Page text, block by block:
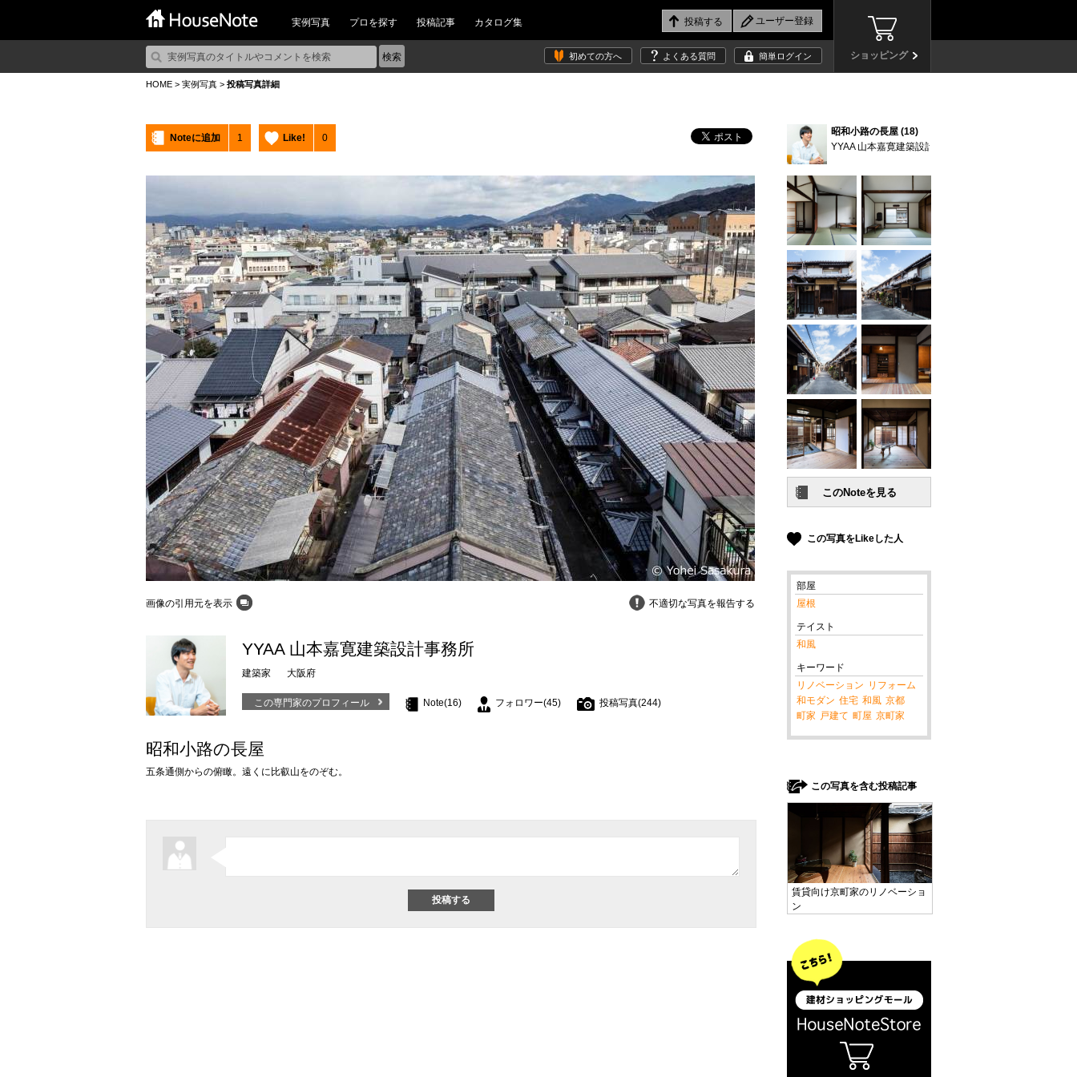
実例写真 プロを探す 投稿記事 カタログ集
ショッピング
初めての方へ よくある質問 簡単ログイン
HOME > 実例写真 > 投稿写真詳細
Noteに追加 1 Like! 0
画像の引用元を表示 不適切な写真を報告する
YYAA 山本嘉寛建築設計事務所
建築家 大阪府
この専門家のプロフィール Note(16) フォロワー(45) 投稿写真(244)
昭和小路の長屋
五条通側からの俯瞰。遠くに比叡山をのぞむ。
昭和小路の長屋 (18)
YYAA 山本嘉寛建築設計事務所
この写真をLikeした人
部屋
屋根
テイスト
和風
キーワード
リノベーション リフォーム
和モダン 住宅 和風 京都
町家 戸建て 町屋 京町家
この写真を含む投稿記事
賃貸向け京町家のリノベーショ
ン